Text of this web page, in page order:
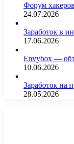
Форум
24.07.2026
Заработок в
17.06.2026
Envybox —
10.06.2026
Заработок на
28.05.2026